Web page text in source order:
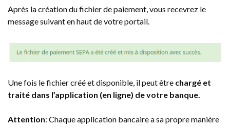
Après la création du fichier de paiement, vous recevrez le
message suivant en haut de votre portail.
Une fois le fichier créé et disponible, il peut être chargé et
traité dans l’application (en ligne) de votre banque.
Attention: Chaque application bancaire a sa propre manière